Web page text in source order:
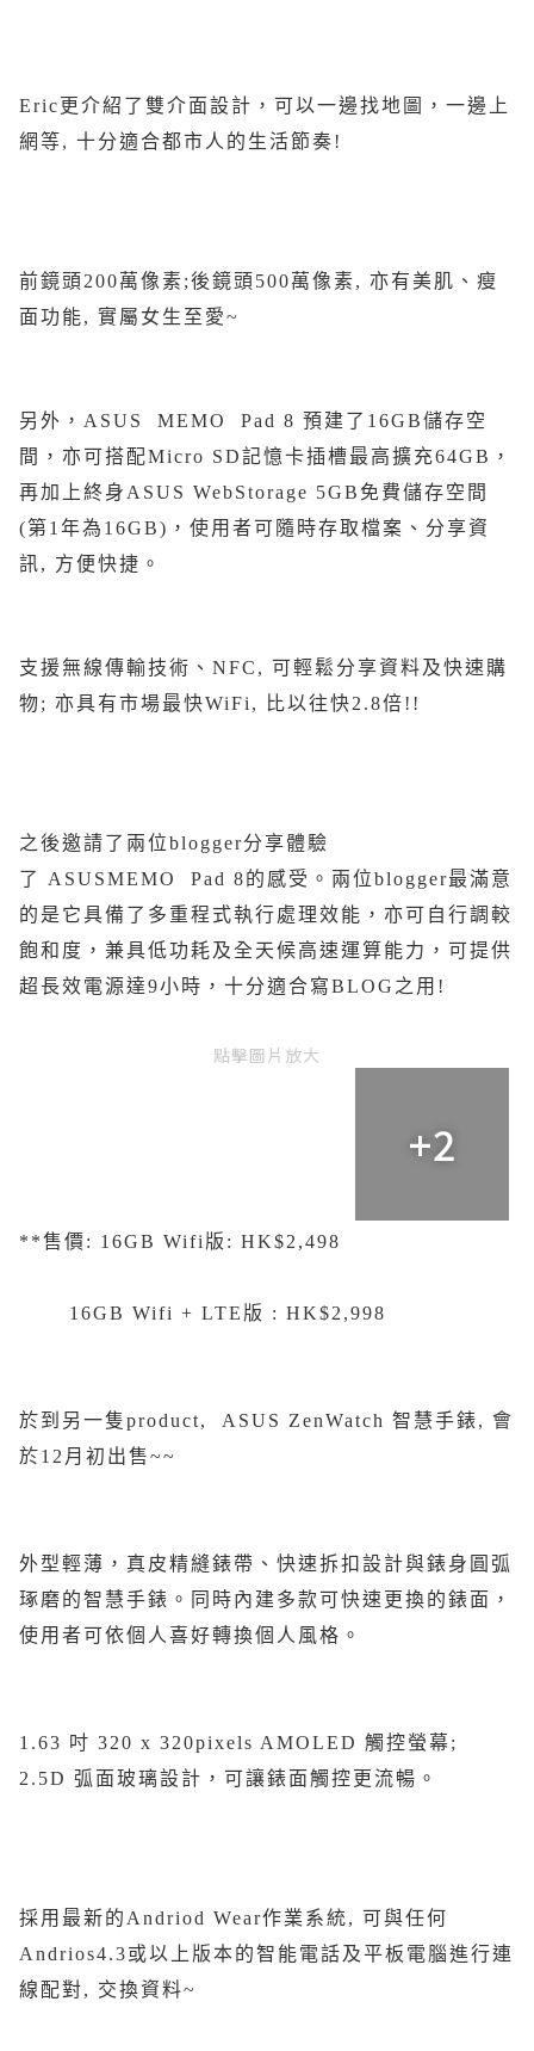
Eric更介紹了雙介面設計，可以一邊找地圖，一邊上
網等, 十分適合都市人的生活節奏!
前鏡頭200萬像素;後鏡頭500萬像素, 亦有美肌、瘦
面功能, 實屬女生至愛~
另外，ASUS MEMO Pad 8 預建了16GB儲存空
間，亦可搭配Micro SD記憶卡插槽最高擴充64GB，
再加上終身ASUS WebStorage 5GB免費儲存空間
(第1年為16GB)，使用者可隨時存取檔案、分享資
訊, 方便快捷。
支援無線傳輸技術、NFC, 可輕鬆分享資料及快速購
物; 亦具有市場最快WiFi, 比以往快2.8倍!!
之後邀請了兩位blogger分享體驗
了 ASUSMEMO Pad 8的感受。兩位blogger最滿意
的是它具備了多重程式執行處理效能，亦可自行調較
飽和度，兼具低功耗及全天候高速運算能力，可提供
超長效電源達9小時，十分適合寫BLOG之用!
點擊圖片放大
+2
**售價: 16GB Wifi版: HK$2,498
16GB Wifi + LTE版 : HK$2,998
於到另一隻product, ASUS ZenWatch 智慧手錶, 會
於12月初出售~~
外型輕薄，真皮精縫錶帶、快速拆扣設計與錶身圓弧
琢磨的智慧手錶。同時內建多款可快速更換的錶面，
使用者可依個人喜好轉換個人風格。
1.63 吋 320 x 320pixels AMOLED 觸控螢幕;
2.5D 弧面玻璃設計，可讓錶面觸控更流暢。
採用最新的Andriod Wear作業系統, 可與任何
Andrios4.3或以上版本的智能電話及平板電腦進行連
線配對, 交換資料~